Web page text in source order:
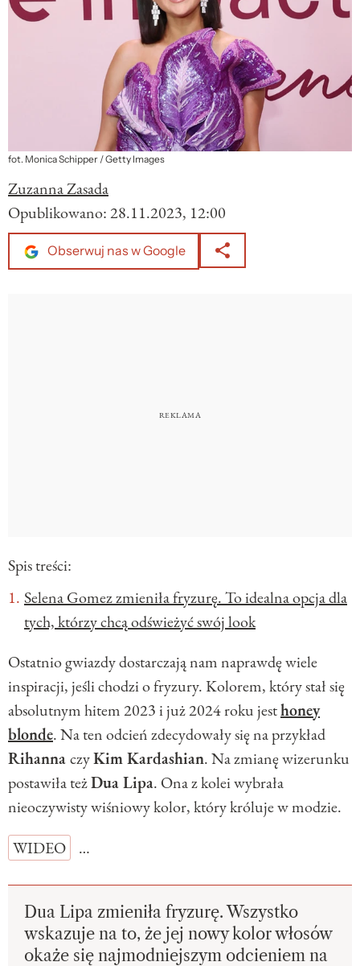
fot. Monica Schipper / Getty Images
Zuzanna Zasada
Opublikowano:28.11.2023, 12:00
Obserwuj nas w Google
Spis treści:
Selena Gomez zmieniła fryzurę. To idealna opcja dla
tych, którzy chcą odświeżyć swój look
Ostatnio gwiazdy dostarczają nam naprawdę wiele
inspiracji, jeśli chodzi o fryzury. Kolorem, który stał się
absolutnym hitem 2023 i już 2024 roku jesthoney
blonde. Na ten odcień zdecydowały się na przykład
RihannaczyKim Kardashian. Na zmianę wizerunku
postawiła teżDua Lipa. Ona z kolei wybrała
nieoczywisty wiśniowy kolor, który króluje w modzie.
WIDEO
…
Dua Lipa zmieniła fryzurę. Wszystko
wskazuje na to, że jej nowy kolor włosów
okaże się najmodniejszym odcieniem na